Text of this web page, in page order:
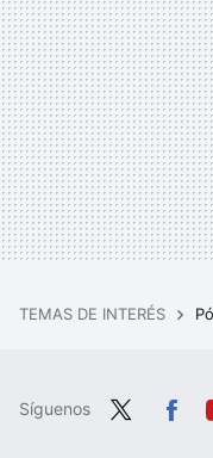
TEMAS DE INTERÉS
Síguenos